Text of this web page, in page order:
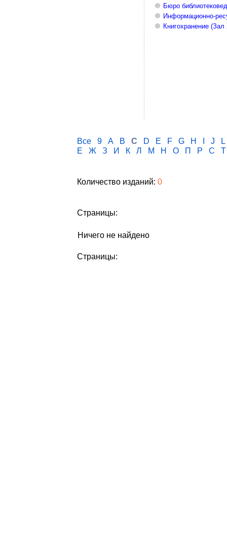
Бюро
Информационно-
Книгохранение
Все 9 A B C D E F G H J
L
Е
Ж З И К Л М Н О П Р С Т
Количество изданий: 0
Страницы:
Ничего не найдено
Страницы: